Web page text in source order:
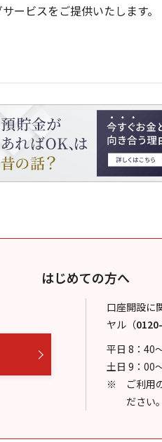
ービスをご提供いたします。
はじめての方へ
口座開設に
ヤル （
平日 8：40
土日 9：00
ご利用
ださい。